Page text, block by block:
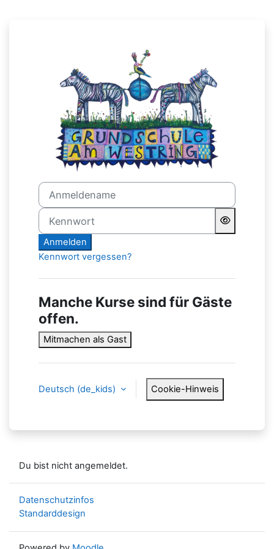
Anmelden bei
Anmeldename
Kennwort
Anmelden
Kennwort vergessen?
Manche Kurse sind für Gäste
offen.
Mitmachen als Gast
Deutsch ‎(de_kids)‎ Cookie-Hinweis
Du bist nicht angemeldet.
Datenschutzinfos
Standarddesign